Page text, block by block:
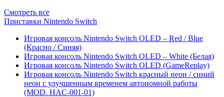
Смотреть все
Приставки Nintendo Switch
Игровая консоль Nintendo Switch OLED – Red / Blue
(Красно / Синяя)
Игровая консоль Nintendo Switch OLED – White (Белая)
Игровая консоль Nintendo Switch OLED (GameReplay)
Игровая консоль Nintendo Switch красный неон / синий
неон с улучшенным временем автономной работы
(MOD. HAC-001-01)